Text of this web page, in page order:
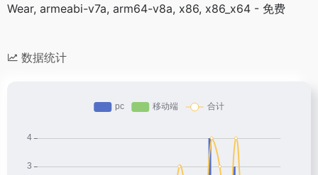
Wear, armeabi-v7a, arm64-v8a, x86, x86_x64 - 免费
数据统计